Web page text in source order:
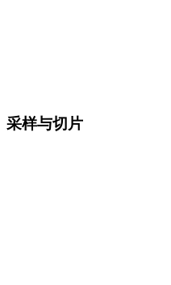
采样与切片